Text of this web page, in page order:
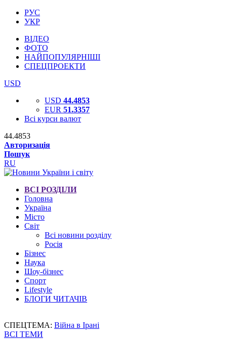
РУС
УКР
ВІДЕО
ФОТО
НАЙПОПУЛЯРНІШІ
СПЕЦПРОЕКТИ
USD
USD 44.4853
EUR 51.3357
Всі курси валют
44.4853
Авторизація
Пошук
RU
ВСІ РОЗДІЛИ
Головна
Україна
Місто
Світ
Всі новини розділу
Росія
Бізнес
Наука
Шоу-бізнес
Спорт
Lifestyle
БЛОГИ ЧИТАЧІВ
СПЕЦТЕМА: Війна в Ірані
ВСІ ТЕМИ